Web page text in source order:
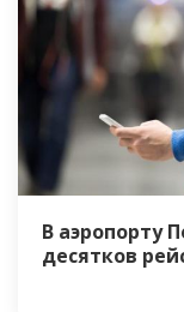
В аэропорту
десятков